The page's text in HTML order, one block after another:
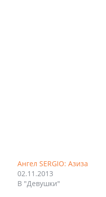
Ангел SERGIO: Азиза
02.11.2013
В "Девушки"